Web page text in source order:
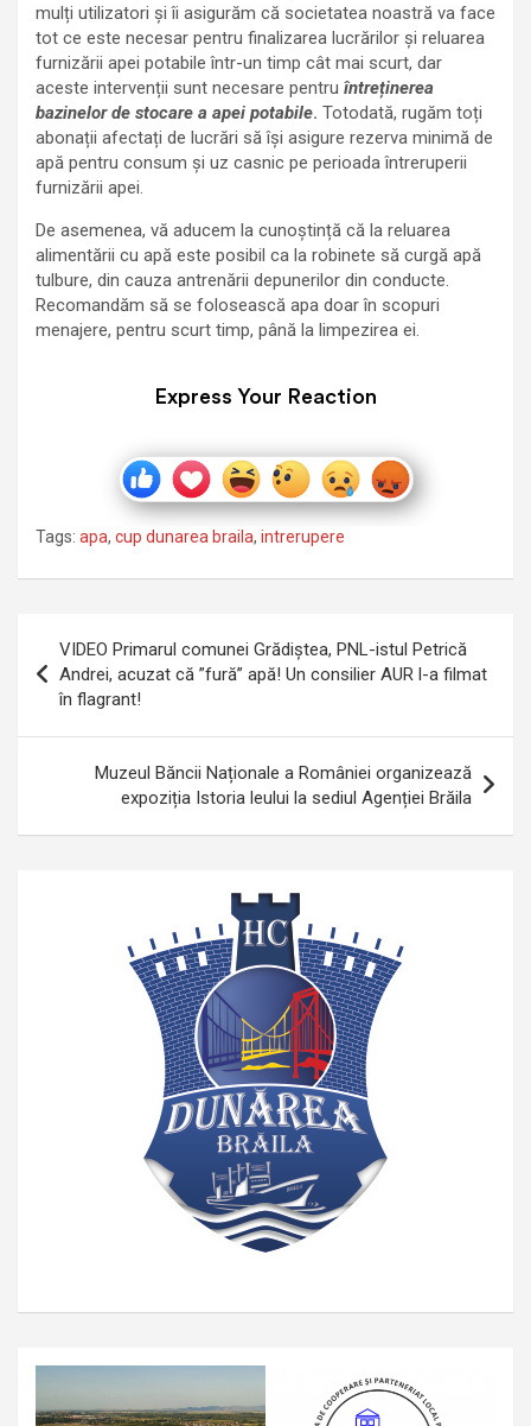
mulți utilizatori și îi asigurăm că societatea noastră va face
tot ce este necesar pentru finalizarea lucrărilor și reluarea
furnizării apei potabile într-un timp cât mai scurt, dar
aceste intervenții sunt necesare pentru întreținerea
bazinelor de stocare a apei potabile. Totodată, rugăm toți
abonații afectați de lucrări să își asigure rezerva minimă de
apă pentru consum și uz casnic pe perioada întreruperii
furnizării apei.
De asemenea, vă aducem la cunoștință că la reluarea
alimentării cu apă este posibil ca la robinete să curgă apă
tulbure, din cauza antrenării depunerilor din conducte.
Recomandăm să se folosească apa doar în scopuri
menajere, pentru scurt timp, până la limpezirea ei.
Express Your Reaction
Tags: apa, cup dunarea braila, intrerupere
în
articole
VIDEO Primarul comunei Grădiștea, PNL-istul Petrică
Andrei, acuzat că ”fură” apă! Un consilier AUR l-a filmat
în flagrant!
Muzeul Băncii Naționale a României organizează
expoziția Istoria leului la sediul Agenției Brăila